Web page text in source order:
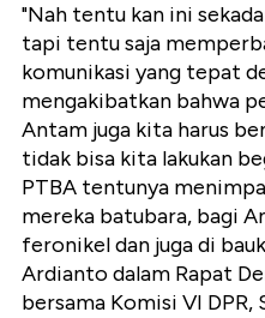
"Nah tentu kan ini
tapi tentu saja
komunikasi yang tepat
mengakibatkan bahwa
Antam juga kita harus
tidak bisa kita lakukan
PTBA tentunya
mereka batubara, bagi
feronikel dan juga di
Ardianto dalam Rapat
bersama Komisi VI